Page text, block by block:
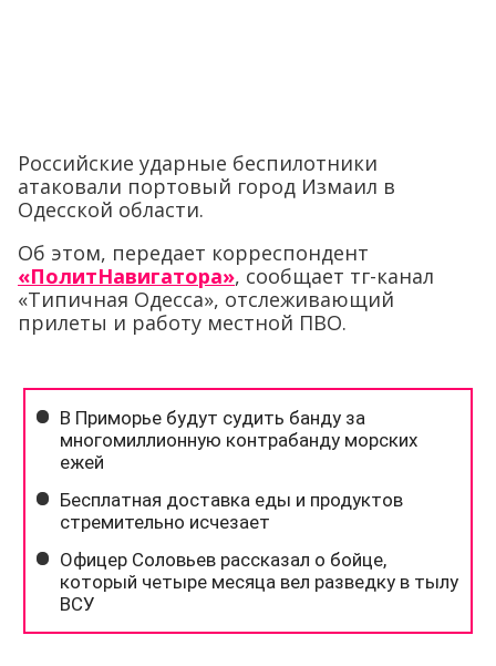
Российские ударные беспилотники
атаковали портовый город Измаил в
Одесской области.
Об этом, передает корреспондент
«ПолитНавигатора», сообщает тг-канал
«Типичная Одесса», отслеживающий
прилеты и работу местной ПВО.